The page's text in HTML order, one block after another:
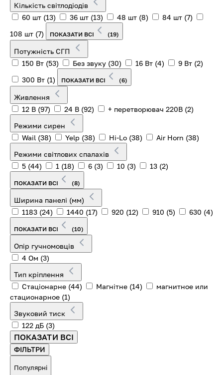
Кількість світлодіодів
60 шт (13) 36 шт (13) 48 шт (8) 84 шт (7)
108 шт (7) ПОКАЗАТИ ВСІ (19)
Потужність СГП
150 Вт (53) Без звуку (30) 16 Вт (4) 9 Вт (2)
300 Вт (1) ПОКАЗАТИ ВСІ (6)
Живлення
12 В (97) 24 В (92) + перетворювач 220В (2)
Режими сирен
Wail (38) Yelp (38) Hi-Lo (38) Air Horn (38)
Режими світлових спалахів
5 (44) 1 (18) 6 (3) 10 (3) 13 (2)
ПОКАЗАТИ ВСІ (8)
Ширина панелі (мм)
1183 (24) 1440 (17) 920 (12) 910 (5) 630 (4)
ПОКАЗАТИ ВСІ (10)
Опір гучномовців
4 Ом (3)
Тип кріплення
Стаціонарне (44) Магнітне (14)
магнитное или
стационарное (1)
Звуковий тиск
122 дБ (3)
ПОКАЗАТИ ВСІ
ФІЛЬТРИ
Популярні